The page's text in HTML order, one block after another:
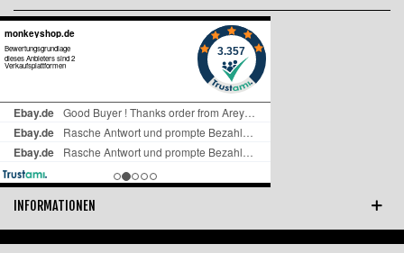
INFORMATIONEN